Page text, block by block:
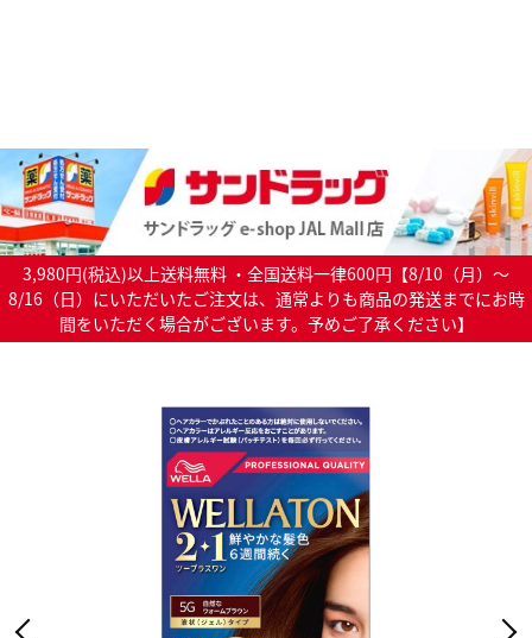
3,980円(税込)以上送料無料 ・全国送料一律600円【8/10（月）～
8/16（日）にいただいたご注文は、通常よりも商品の発送までにお時
間をいただく場合がございます。予めご了承ください】